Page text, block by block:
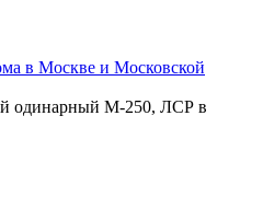
в Москве и Московской
одинарный М-250, ЛСР в